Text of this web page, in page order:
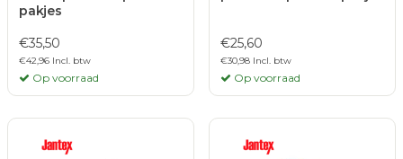
pakjes
€35,50
€42,96 Incl. btw
Op voorraad
€25,60
€30,98 Incl. btw
Op voorraad